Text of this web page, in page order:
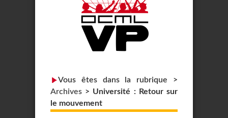
Vous êtes dans la rubrique >
Archives > Université : Retour sur
le mouvement